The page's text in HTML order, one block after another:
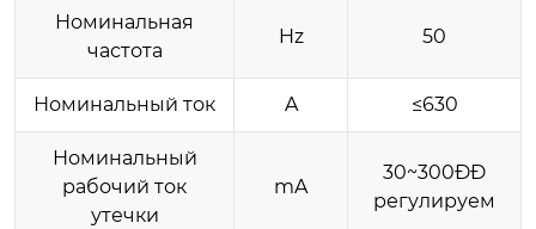
Номинальная
частота
Hz 50
Номинальный ток A ≤630
Номинальный
рабочий ток
утечки
mA
30~300ĐĐ
регулируем